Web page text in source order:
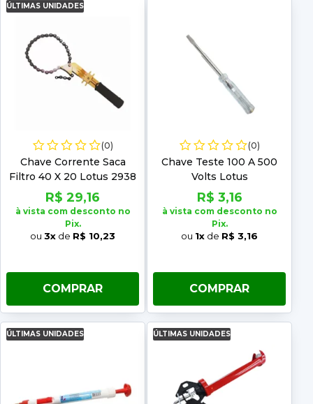
ÚLTIMAS UNIDADES
(0)
Chave Corrente Saca
Filtro 40 X 20 Lotus 2938
R$ 29,16
à vista com desconto no
Pix.
ou 3x de R$ 10,23
COMPRAR
(0)
Chave Teste 100 A 500
Volts Lotus
R$ 3,16
à vista com desconto no
Pix.
ou 1x de R$ 3,16
COMPRAR
ÚLTIMAS UNIDADES ÚLTIMAS UNIDADES